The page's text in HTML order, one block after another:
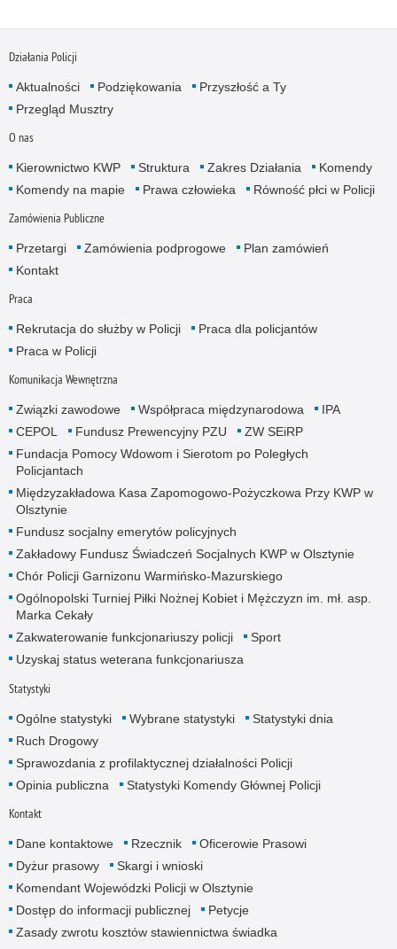
Działania Policji
Aktualności Podziękowania
Przyszłość a Ty
Przegląd Musztry
O nas
Kierownictwo KWP Struktura Zakres Działania
Komendy
Komendy na mapie
Prawa człowieka Równość płci w Policji
Zamówienia Publiczne
Przetargi Zamówienia podprogowe
Plan zamówień
Kontakt
Praca
Rekrutacja do służby w Policji
Praca dla policjantów
Praca w Policji
Komunikacja Wewnętrzna
Związki zawodowe Współpraca międzynarodowa
IPA
CEPOL
Fundusz Prewencyjny PZU
ZW SEiRP
Fundacja Pomocy Wdowom i Sierotom po Poległych
Policjantach
Międzyzakładowa Kasa Zapomogowo-Pożyczkowa Przy KWP w
Olsztynie
Fundusz socjalny emerytów policyjnych
Zakładowy Fundusz Świadczeń Socjalnych KWP w Olsztynie
Chór Policji Garnizonu Warmińsko-Mazurskiego
Ogólnopolski Turniej Piłki Nożnej Kobiet i Mężczyzn im. mł. asp.
Marka Cekały
Zakwaterowanie funkcjonariuszy policji
Sport
Uzyskaj status weterana funkcjonariusza
Statystyki
Ogólne statystyki Wybrane statystyki
Statystyki dnia
Ruch Drogowy
Sprawozdania z profilaktycznej działalności Policji
Opinia publiczna
Statystyki Komendy Głównej Policji
Kontakt
Dane kontaktowe Rzecznik
Oficerowie Prasowi
Dyżur prasowy
Skargi i wnioski
Komendant Wojewódzki Policji w Olsztynie
Dostęp do informacji publicznej
Petycje
Zasady zwrotu kosztów stawiennictwa świadka